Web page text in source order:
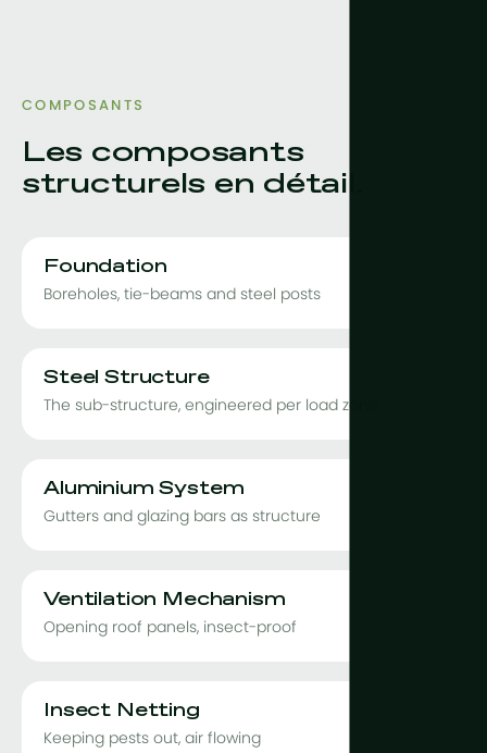
COMPOSANTS
Les composants
structurels en détail.
Foundation
Boreholes, tie-beams and steel posts
Steel Structure
The sub-structure, engineered per load zone
Aluminium System
Gutters and glazing bars as structure
Ventilation Mechanism
Opening roof panels, insect-proof
Insect Netting
Keeping pests out, air flowing